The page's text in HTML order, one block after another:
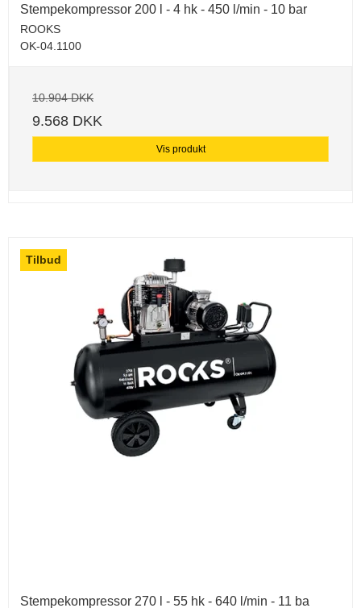
Stempekompressor 200 l - 4 hk - 450 l/min - 10 bar
ROOKS
OK-04.1100
10.904 DKK
9.568 DKK
Vis produkt
Tilbud
Stempekompressor 270 l - 55 hk - 640 l/min - 11 ba